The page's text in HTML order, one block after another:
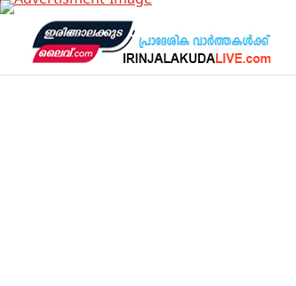
Skip
content